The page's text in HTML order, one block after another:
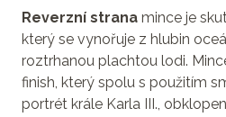
Reverzní strana mince je
který se vynořuje z hlubin
roztrhanou plachtou lodi.
finish, který spolu s použitím
portrét krále Karla III.,